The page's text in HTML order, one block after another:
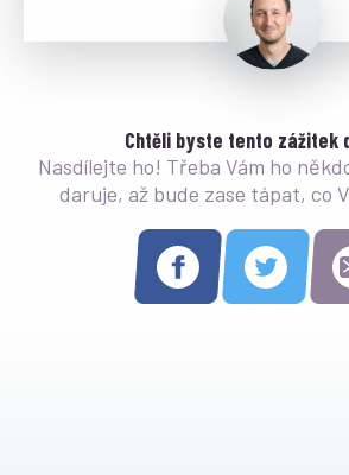
Chtěli byste tento zážitek
Nasdílejte ho! Třeba Vám ho
daruje, až bude zase tápat, co